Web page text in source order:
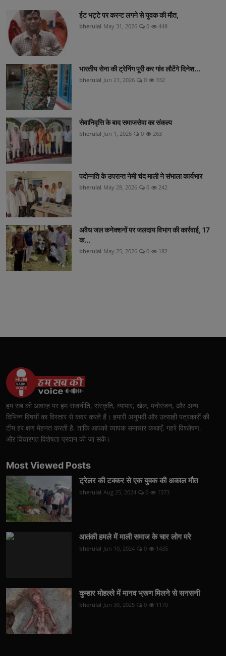
ईट भट्टे पर करन्ट लगने से युवक की मौत,
bherulal May 31, 2026 0 448
भारतीय सेना की ट्रेनिंग पूरी कर गांव लौटेंगे दिनेश...
bherulal Jun 21, 2026 0 332
सेवानिवृत्ति के बाद समाजसेवा का संकल्प
bherulal Jun 1, 2026 0 263
पदोन्नति के उपरान्त नेमी चंद माली ने संभाला कार्यभार
bherulal May 28, 2026 0 242
अवैध जल कनेक्शनों पर जलदाय विभाग की कार्रवाई, 17
क...
bherulal May 25, 2026 0 182
हम सब की आवाज़ पर हम राजनीति, संस्कृति, व्यापार, खेल, मनोरंजन, और अन्य
विभिन्न विषयों का विस्तार से कवर करते हैं। हमारी अनुभवी और उत्साही पत्रकारों की
टीम हर क्षण मेहनत करती है, ताकि आपको व्यापक समाचार कथाएँ, गहरे विश्लेषण,
और विचारगत विशेषता प्रदान की जा सकें।
Most Viewed Posts
ट्रेलर की टक्कर से एक युवक की अकाल मौत
bherulal Aug 25, 2024 0 1573
आतंकी हमले में माली समाज के चार लोग मरे
bherulal Jun 10, 2024 0 1435
कुम्हार मोहल्ले में मानव भ्रूण मिलने से सनसनी
bherulal Jun 30, 2025 0 1170